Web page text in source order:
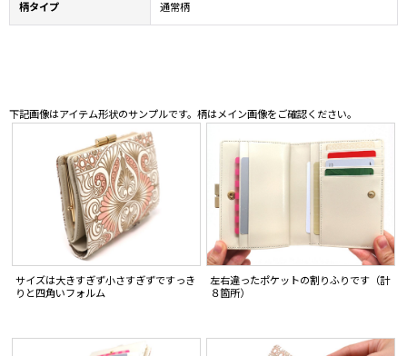
柄タイプ 通常柄
下記画像はアイテム形状のサンプルです。柄はメイン画像をご確認ください。
サイズは大きすぎず小さすぎずですっき
りと四角いフォルム
左右違ったポケットの割りふりです（計
８箇所）